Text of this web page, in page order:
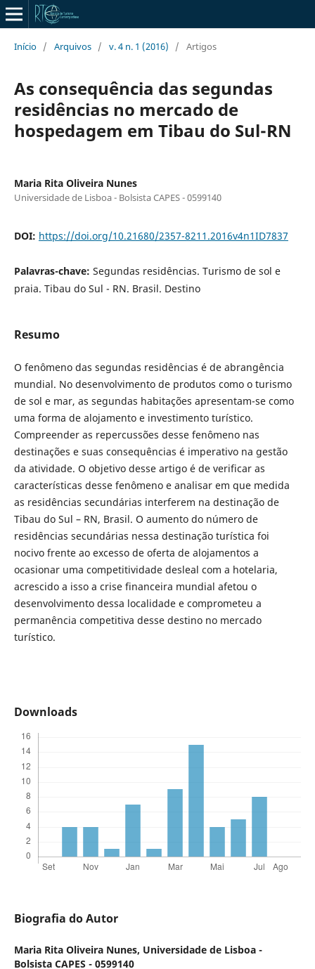
Início / Arquivos / v. 4 n. 1 (2016) / Artigos
As consequência das segundas
residências no mercado de
hospedagem em Tibau do Sul-RN
Maria Rita Oliveira Nunes
Universidade de Lisboa - Bolsista CAPES - 0599140
DOI: https://doi.org/10.21680/2357-8211.2016v4n1ID7837
Palavras-chave: Segundas residências. Turismo de sol e
praia. Tibau do Sul - RN. Brasil. Destino
Resumo
O fenômeno das segundas residências é de abrangência
mundial. No desenvolvimento de produtos como o turismo
de sol e mar, as segundas habitações apresentam-se como
uma forma de alojamento e investimento turístico.
Compreender as repercussões desse fenômeno nas
destinações e suas consequências é imperativo na gestão
da atividade. O objetivo desse artigo é de verificar as
características desse fenômeno e analisar em que medida
as residências secundárias interferem na destinação de
Tibau do Sul – RN, Brasil. O aumento do número de
residências secundárias nessa destinação turística foi
nocivo frente ao excesso de oferta de alojamentos a
ocasionar uma competitividade desleal com a hotelaria,
acrescido a isso a crise financeira mundial afetou o
desenvolvimento dessa localidade e comprometeu a
permanência competitiva desse destino no mercado
turístico.
Downloads
Biografia do Autor
Maria Rita Oliveira Nunes, Universidade de Lisboa -
Bolsista CAPES - 0599140